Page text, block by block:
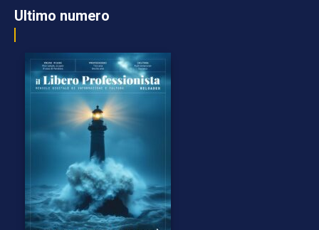
Ultimo numero